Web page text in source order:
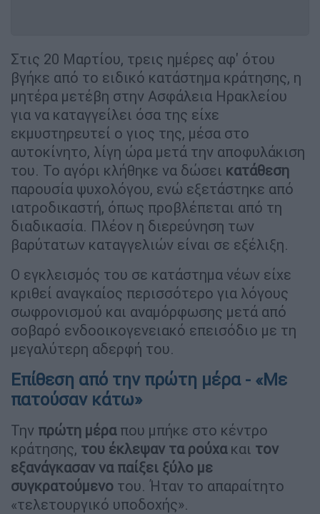
Στις 20 Μαρτίου, τρεις ημέρες αφ' ότου
βγήκε από το ειδικό κατάστημα κράτησης, η
μητέρα μετέβη στην Ασφάλεια Ηρακλείου
για να καταγγείλει όσα της είχε
εκμυστηρευτεί ο γιος της, μέσα στο
αυτοκίνητο, λίγη ώρα μετά την αποφυλάκιση
του. Το αγόρι κλήθηκε να δώσει κατάθεση
παρουσία ψυχολόγου, ενώ εξετάστηκε από
ιατροδικαστή, όπως προβλέπεται από τη
διαδικασία. Πλέον η διερεύνηση των
βαρύτατων καταγγελιών είναι σε εξέλιξη.
Ο εγκλεισμός του σε κατάστημα νέων είχε
κριθεί αναγκαίος περισσότερο για λόγους
σωφρονισμού και αναμόρφωσης μετά από
σοβαρό ενδοοικογενειακό επεισόδιο με τη
μεγαλύτερη αδερφή του.
Επίθεση από την πρώτη μέρα - «Με
πατούσαν κάτω»
Την πρώτη μέραπου μπήκε στο κέντρο
κράτησης, του έκλεψαν τα ρούχακαι τον
εξανάγκασαν να παίξει ξύλο με
συγκρατούμενο του. Ήταν το απαραίτητο
«τελετουργικό υποδοχής».